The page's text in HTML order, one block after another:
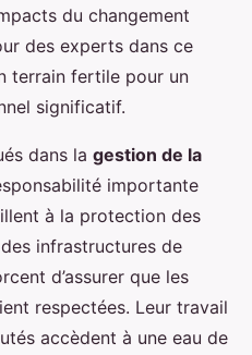
du changement
des experts dans ce
terrain fertile pour un
significatif.
dans la gestion de la
importante
à la protection des
infrastructures de
d’assurer que les
respectées. Leur travail
accèdent à une eau de